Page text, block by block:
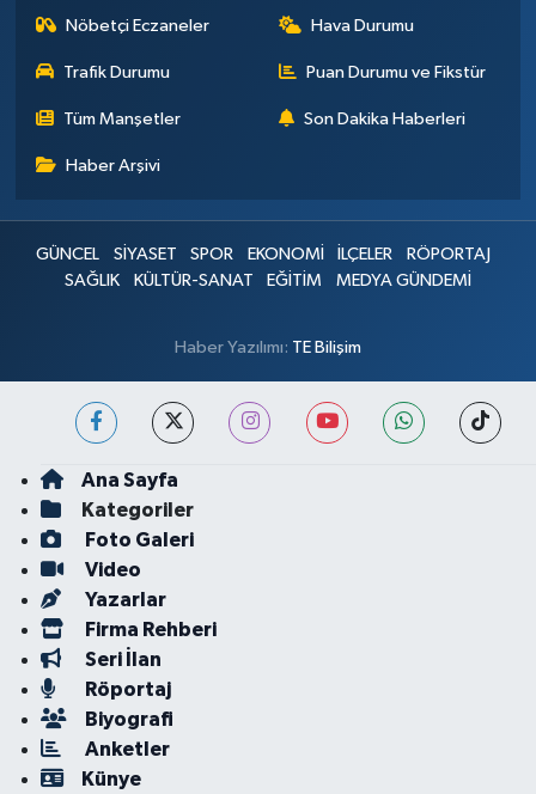
Nöbetçi Eczaneler Hava Durumu
Trafik Durumu Puan Durumu ve Fikstür
Tüm Manşetler Son Dakika Haberleri
Haber Arşivi
GÜNCEL SİYASET SPOR EKONOMİ İLÇELER
RÖPORTAJ
SAĞLIK
KÜLTÜR-SANAT EĞİTİM MEDYA GÜNDEMİ
Haber Yazılımı: TE Bilişim
Ana Sayfa
Kategoriler
Foto Galeri
Video
Yazarlar
Firma Rehberi
Seri İlan
Röportaj
Biyografi
Anketler
Künye